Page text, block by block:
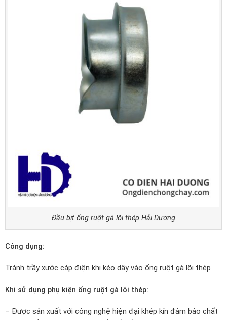
Đầu bịt ống ruột gà lõi thép Hải Dương
Công dụng:
Tránh trầy xước cáp điện khi kéo dây vào ống ruột gà lõi thép
Khi sử dụng phụ kiện ống ruột gà lõi thép:
– Được sản xuất với công nghệ hiện đại khép kín đảm bảo chất